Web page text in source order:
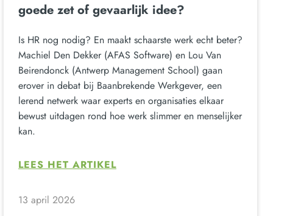
goede zet of gevaarlijk idee?
Is HR nog nodig? En maakt schaarste werk echt beter?
Machiel Den Dekker (AFAS Software) en Lou Van
Beirendonck (Antwerp Management School) gaan
erover in debat bij Baanbrekende Werkgever, een
lerend netwerk waar experts en organisaties elkaar
bewust uitdagen rond hoe werk slimmer en menselijker
kan.
LEES HET ARTIKEL
13 april 2026